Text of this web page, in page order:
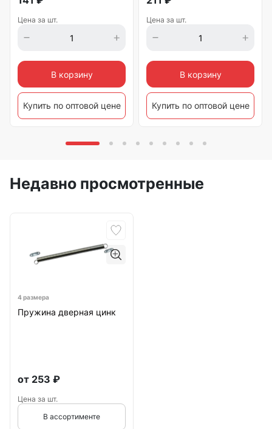
Цена за шт.
В корзину
Купить по оптовой цене
Цена за шт.
В корзину
Купить по оптовой цене
Недавно просмотренные
4 размера
Пружина дверная цинк
от 253 ₽
Цена за шт.
В ассортименте